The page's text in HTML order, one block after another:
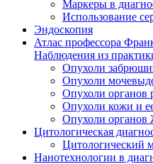
Маркеры в
Использование
Эндоскопия
Атлас профессора
Наблюдения из
Опухоли
Опухоли
Опухоли органов
Опухоли кожи и
Опухоли
Цитологическая
Цитологический
Нанотехнологии в